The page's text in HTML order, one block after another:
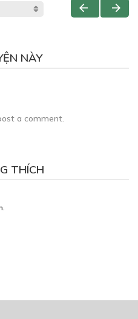
NÀY
a comment.
THÍCH